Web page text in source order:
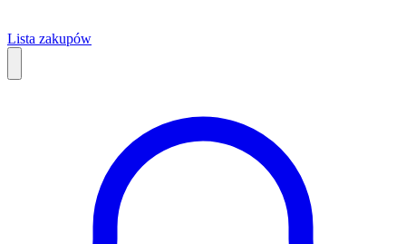
Lista zakupów